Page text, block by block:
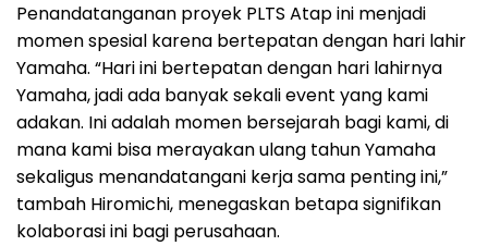
Penandatanganan proyek PLTS Atap ini menjadi
momen spesial karena bertepatan dengan hari lahir
Yamaha. “Hari ini bertepatan dengan hari lahirnya
Yamaha, jadi ada banyak sekali event yang kami
adakan. Ini adalah momen bersejarah bagi kami, di
mana kami bisa merayakan ulang tahun Yamaha
sekaligus menandatangani kerja sama penting ini,”
tambah Hiromichi, menegaskan betapa signifikan
kolaborasi ini bagi perusahaan.